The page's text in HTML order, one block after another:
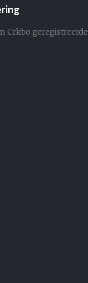
Crkbo geregistreerde